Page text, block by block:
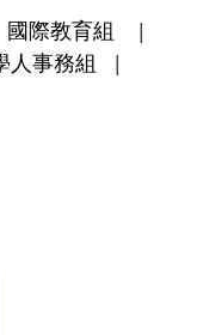
國際教育組
人事務組